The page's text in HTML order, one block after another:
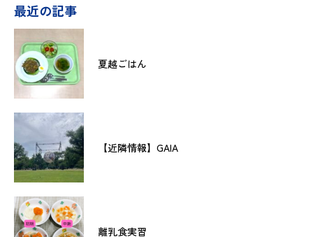
最近の記事
夏越ごはん
【近隣情報】GAIA
離乳食実習